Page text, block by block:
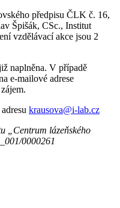
předpisu ČLK č. 16,
Špišák, CSc., Institut
vzdělávací akce jsou 2
naplněna. V případě
e-mailové adrese
krausova@i-lab.cz
„Centrum lázeňského
0000261